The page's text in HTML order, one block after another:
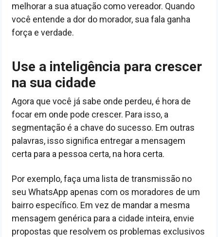
melhorar a sua atuação como vereador. Quando
você entende a dor do morador, sua fala ganha
força e verdade.
Use a inteligência para crescer
na sua cidade
Agora que você já sabe onde perdeu, é hora de
focar em onde pode crescer. Para isso, a
segmentação é a chave do sucesso. Em outras
palavras, isso significa entregar a mensagem
certa para a pessoa certa, na hora certa.
Por exemplo, faça uma lista de transmissão no
seu WhatsApp apenas com os moradores de um
bairro específico. Em vez de mandar a mesma
mensagem genérica para a cidade inteira, envie
propostas que resolvem os problemas exclusivos